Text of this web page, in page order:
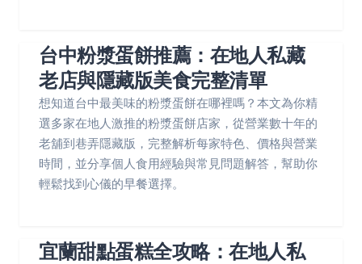
台中粉漿蛋餅推薦：在地人私藏
老店與隱藏版美食完整清單
想知道台中最美味的粉漿蛋餅在哪裡嗎？本文為你精
選多家在地人激推的粉漿蛋餅店家，從營業數十年的
老舖到巷弄隱藏版，完整解析每家特色、價格與營業
時間，並分享個人食用經驗與常見問題解答，幫助你
輕鬆找到心儀的早餐選擇。
宜蘭甜點蛋糕全攻略：在地人私